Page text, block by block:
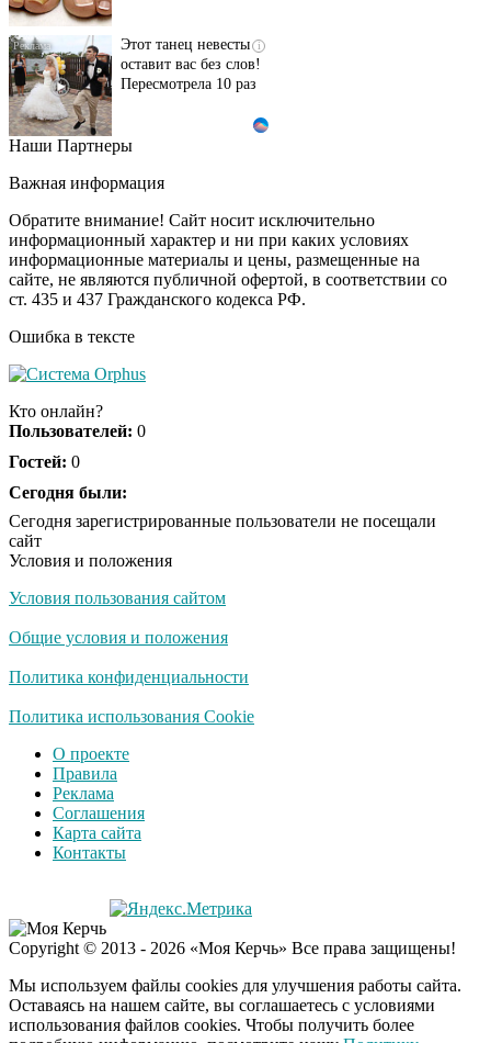
i
Этот танец невесты
оставит вас без слов!
Пересмотрела 10 раз
Ролик длится пару
шоке от увиденного
i
Ролик из Омска: вы
будете смеяться долго
Ржу не переставая, это
Скрытая камера на
люди вытворяют, когда
Ролик длится
смеяться вы будете
Королева вагона
оставит равнодушным
Наши Партнеры
Важная информация
Обратите внимание! Сайт носит исключительно
информационный характер и ни при каких условиях
информационные материалы и цены, размещенные на
сайте, не являются публичной офертой, в соответствии со
ст. 435 и 437 Гражданского кодекса РФ.
Ошибка в тексте
Кто онлайн?
Пользователей: 0
Гостей: 0
Сегодня были:
Сегодня зарегистрированные пользователи не посещали
сайт
Условия и положения
Условия пользования сайтом
Общие условия и положения
Политика конфиденциальности
Политика использования Cookie
О проекте
Правила
Реклама
Соглашения
Карта сайта
Контакты
Copyright © 2013 - 2026 «Моя Керчь» Все права защищены!
Мы используем файлы cookies для улучшения работы сайта.
Оставаясь на нашем сайте, вы соглашаетесь с условиями
использования файлов cookies. Чтобы получить более